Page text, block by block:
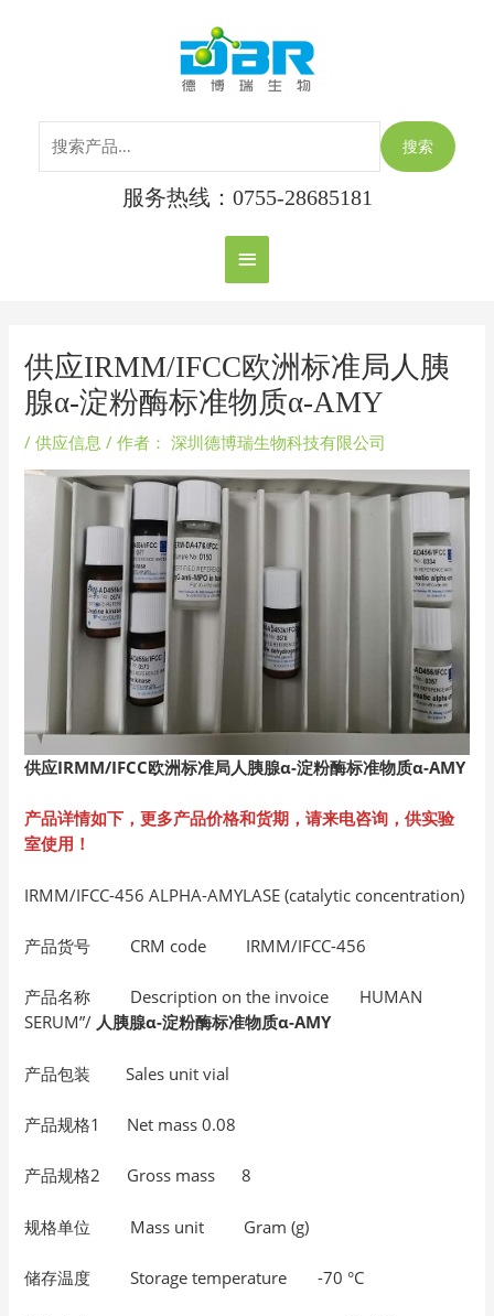
主
菜
单
搜索
服务热线：0755-28685181
供应IRMM/IFCC欧洲标准局人胰
腺α-淀粉酶标准物质α-AMY
/供应信息 / 作者： 深圳德博瑞生物科技有限公司
供应IRMM/IFCC欧洲标准局人胰腺α-淀粉酶标准物质α-AMY
产品详情如下，更多产品价格和货期，请来电咨询，供实验
室使用！
IRMM/IFCC-456 ALPHA-AMYLASE (catalytic concentration)
产品货号 CRM code IRMM/IFCC-456
产品名称 Description on the invoice HUMAN
SERUM”/ 人胰腺α-淀粉酶标准物质α-AMY
产品包装 Sales unit vial
产品规格1 Net mass 0.08
产品规格2 Gross mass 8
规格单位 Mass unit Gram (g)
储存温度 Storage temperature -70 °C